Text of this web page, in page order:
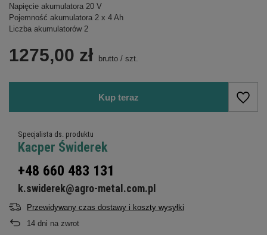
Napięcie akumulatora 20 V
Pojemność akumulatora 2 x 4 Ah
Liczba akumulatorów 2
1275,00 zł brutto / szt.
Kup teraz
Specjalista ds. produktu
Kacper Świderek
+48 660 483 131
k.swiderek@agro-metal.com.pl
Przewidywany czas dostawy i koszty wysyłki
14 dni na zwrot